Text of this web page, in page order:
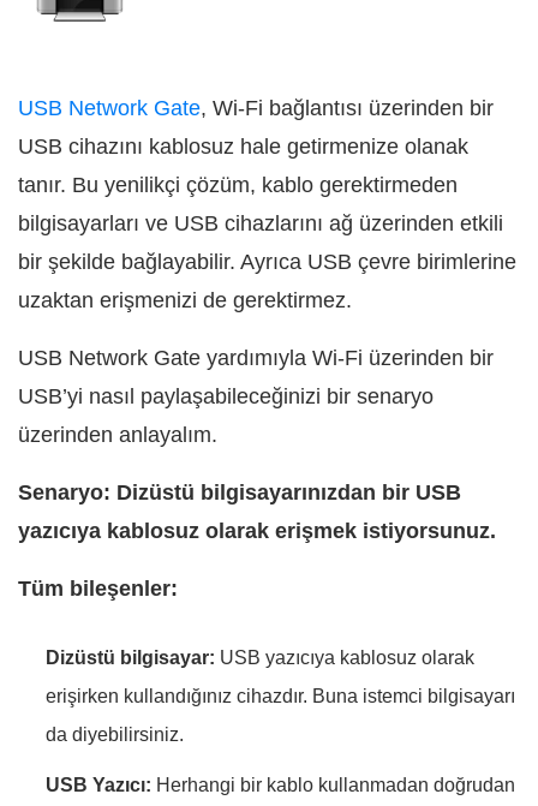
USB Network Gate, Wi-Fi bağlantısı üzerinden bir
USB cihazını kablosuz hale getirmenize olanak
tanır. Bu yenilikçi çözüm, kablo gerektirmeden
bilgisayarları ve USB cihazlarını ağ üzerinden etkili
bir şekilde bağlayabilir. Ayrıca USB çevre birimlerine
uzaktan erişmenizi de gerektirmez.
USB Network Gate yardımıyla Wi-Fi üzerinden bir
USB’yi nasıl paylaşabileceğinizi bir senaryo
üzerinden anlayalım.
Senaryo: Dizüstü bilgisayarınızdan bir USB
yazıcıya kablosuz olarak erişmek istiyorsunuz.
Tüm bileşenler:
Dizüstü bilgisayar: USB yazıcıya kablosuz olarak
erişirken kullandığınız cihazdır. Buna istemci bilgisayarı
da diyebilirsiniz.
USB Yazıcı: Herhangi bir kablo kullanmadan doğrudan